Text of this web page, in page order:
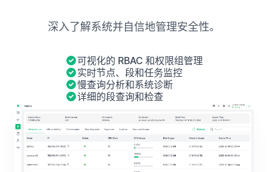
深入了解系统并自信地管理安全性。
可视化的 RBAC 和权限组管理
实时节点、段和任务监控
慢查询分析和系统诊断
详细的段查询和检查